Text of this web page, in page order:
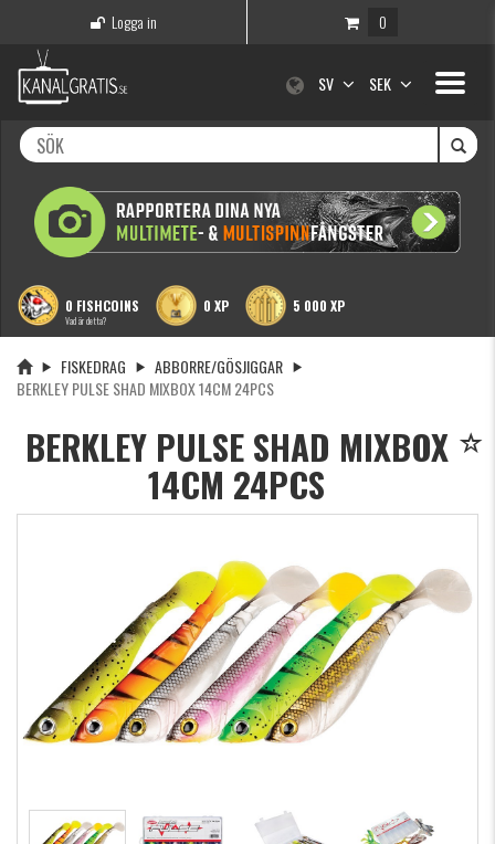
Logga in 0
Toggle
SV SEK
0 FISHCOINS
Vad är detta?
0 XP 5 000 XP
FISKEDRAG
ABBORRE/GÖSJIGGAR
BERKLEY PULSE SHAD MIXBOX 14CM 24PCS
BERKLEY PULSE SHAD MIXBOX
14CM 24PCS